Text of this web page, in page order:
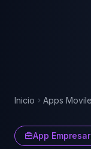
Inicio Apps
App